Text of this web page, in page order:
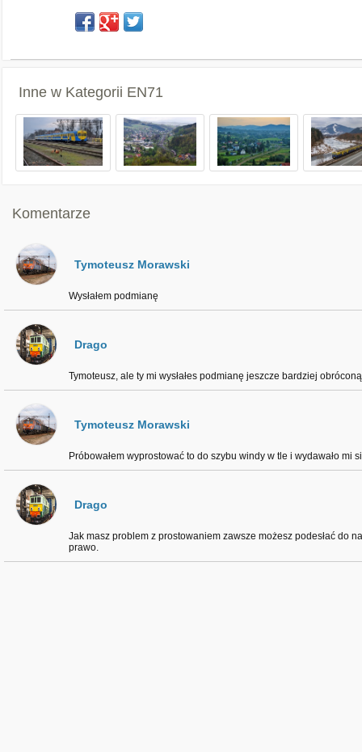
Inne w Kategorii EN71
Komentarze
Tymoteusz Morawski
Wysłałem podmianę
Drago
Tymoteusz, ale ty mi wysłałes podmianę jeszcze bardziej
Tymoteusz Morawski
Próbowałem wyprostować to do szybu windy w tle i wydawało
Drago
Jak masz problem z prostowaniem zawsze możesz podesłać do
prawo.